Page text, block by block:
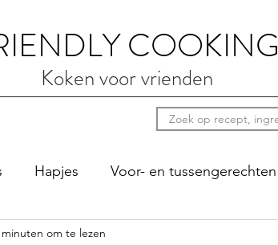
COOKING
Koken voor vrienden
Hapjes Voor- en tussengerechten
zondag Sauzen
om te lezen